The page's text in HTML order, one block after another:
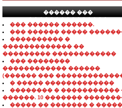
������ ���
���������������
��� ������ ������.
��� ������ �����
���������� �
������������� ��
��������� ������������
��� ��������
������������ ������
(������ ���
� ����� �������������
�������� � �����������
������. 10 �������
����� �� ������� �